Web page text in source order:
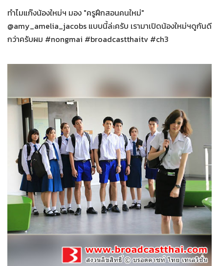
ทำไมแก๊งน้องใหม่ฯ มอง "ครูฝึกสอนคนใหม่"
@amy_amelia_jacobs แบบนี้ล่ะครับ เรามาเปิดน้องใหม่ฯดูกันดี
กว่าครับผม #nongmai #broadcastthaitv #ch3
น้องใหม่ร้ายบริสุทธิ์